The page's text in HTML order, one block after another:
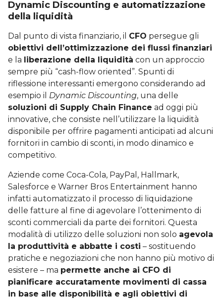
Dynamic Discounting e automatizzazione
della liquidità
Dal punto di vista finanziario, il CFO persegue gli
obiettivi dell’ottimizzazione dei flussi finanziari
e la liberazione della liquidità con un approccio
sempre più “cash-flow oriented”. Spunti di
riflessione interessanti emergono considerando ad
esempio il Dynamic Discounting, una delle
soluzioni di Supply Chain Finance ad oggi più
innovative, che consiste nell’utilizzare la liquidità
disponibile per offrire pagamenti anticipati ad alcuni
fornitori in cambio di sconti, in modo dinamico e
competitivo.
Aziende come Coca-Cola, PayPal, Hallmark,
Salesforce e Warner Bros Entertainment hanno
infatti automatizzato il processo di liquidazione
delle fatture al fine di agevolare l’ottenimento di
sconti commerciali da parte dei fornitori. Questa
modalità di utilizzo delle soluzioni non solo agevola
la produttività e abbatte i costi – sostituendo
pratiche e negoziazioni che non hanno più motivo di
esistere – ma permette anche ai CFO di
pianificare accuratamente movimenti di cassa
in base alle disponibilità e agli obiettivi di